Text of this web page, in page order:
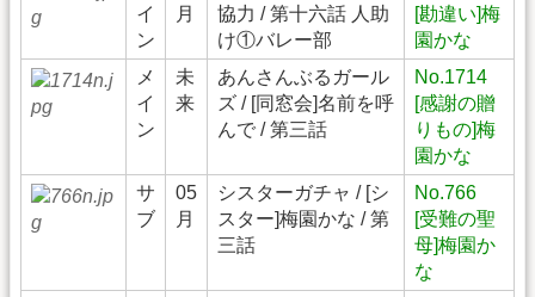
イ
ン
月
協力 / 第十六話 人助
け①バレー部
[勘違い]梅
園かな
メ
イ
ン
未
来
あんさんぶるガール
ズ / [同窓会]名前を呼
んで / 第三話
No.1714
[感謝の贈
りもの]梅
園かな
サ
ブ
05
月
シスターガチャ / [シ
スター]梅園かな / 第
三話
No.766
[受難の聖
母]梅園か
な